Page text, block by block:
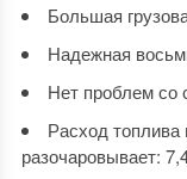
Большая
Надежная
Нет проблем со
Расход топлива
разочаровывает: